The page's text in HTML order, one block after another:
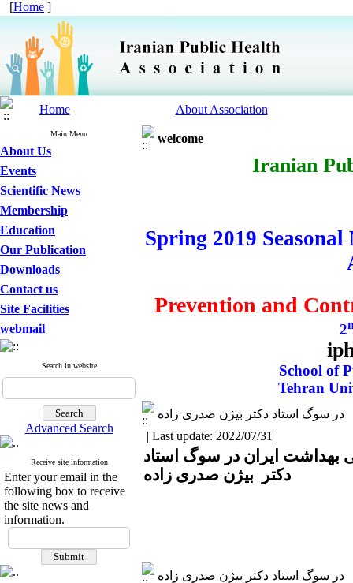
[Home ]
Home About Association
Main Menu
About Us
Events
Scientific News
Membership
Education
Our Publication
Downloads
Contact us
Site Facilities
webmail
Search in website
Advanced Search
Receive site information
Enter your email in the
following box to receive
the site news and
information.
welcome
Iranian
Spring 2019
Prevention and
2
School of
Tehran
در سوگ استاد دکتر بیژن صدری زاده
| Last update: 2022/07/31 |
بهداشت ایران در سوگ استاد
دکتر بیژن صدری زاده
در سوگ استاد دکتر بیژن صدری زاده